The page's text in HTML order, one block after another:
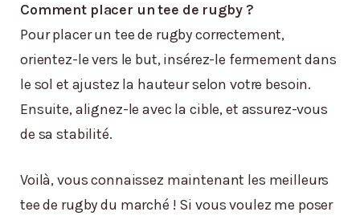
Comment placer un tee de rugby ?
Pour placer un tee de rugby correctement,
orientez-le vers le but, insérez-le fermement dans
le sol et ajustez la hauteur selon votre besoin.
Ensuite, alignez-le avec la cible, et assurez-vous
de sa stabilité.
Voilà, vous connaissez maintenant les meilleurs
tee de rugby du marché ! Si vous voulez me poser